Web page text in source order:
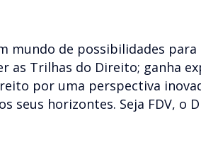
mundo de possibilidades
Trilhas do Direito; ganha
por uma perspectiva
seus horizontes. Seja FDV, o